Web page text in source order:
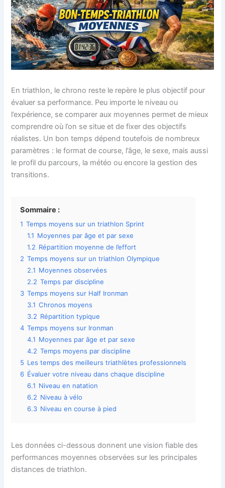
En triathlon, le chrono reste le repère le plus objectif pour
évaluer sa performance. Peu importe le niveau ou
l’expérience, se comparer aux moyennes permet de mieux
comprendre où l’on se situe et de fixer des objectifs
réalistes. Un bon temps dépend toutefois de nombreux
paramètres : le format de course, l’âge, le sexe, mais aussi
le profil du parcours, la météo ou encore la gestion des
transitions.
Sommaire :
1 Temps moyens sur un triathlon Sprint
1.1 Moyennes par âge et par sexe
1.2 Répartition moyenne de l’effort
2 Temps moyens sur un triathlon Olympique
2.1 Moyennes observées
2.2 Temps par discipline
3 Temps moyens sur Half Ironman
3.1 Chronos moyens
3.2 Répartition typique
4 Temps moyens sur Ironman
4.1 Moyennes par âge et par sexe
4.2 Temps moyens par discipline
5 Les temps des meilleurs triathlètes professionnels
6 Évaluer votre niveau dans chaque discipline
6.1 Niveau en natation
6.2 Niveau à vélo
6.3 Niveau en course à pied
Les données ci-dessous donnent une vision fiable des
performances moyennes observées sur les principales
distances de triathlon.